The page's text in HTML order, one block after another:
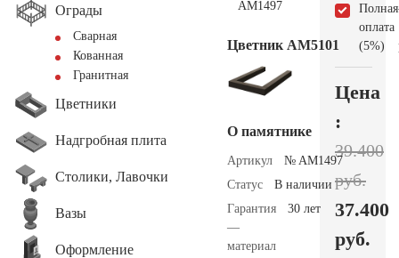
Ограды
Сварная
Кованная
Гранитная
Цветники
Надгробная плита
Столики, Лавочки
Вазы
Оформление
Цветник АМ5101
О памятнике
Артикул
№ AM1497
Статус
В наличии
Гарантия
—
материал
30 лет
Полная
оплата
(5%)
Цена
:
39.400
руб.
37.400
руб.